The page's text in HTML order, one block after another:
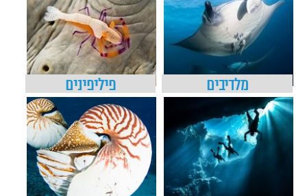
מלדיבים פיליפינים